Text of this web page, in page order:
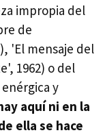
impropia del
de
'El mensaje del
1962) o del
y
aquí ni en la
ella se hace